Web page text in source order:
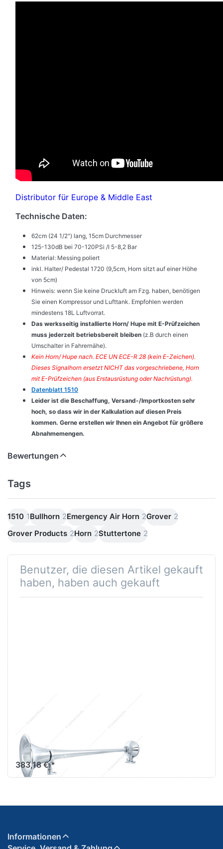
Distributor für Europe & Middle East
Technische Daten:
62cm (24 1/2") lang, 15cm Durchmesser
125-130dB bei 70-120PSi /I 5-8,2 Bar
Material: Messing poliert
inkl. Halter/ Pedestal 1720 (9,5cm, Horn sitzt auf einer Höhe
von 5cm)
Hinweis: wenn Sie keine Druckluft am Fzg. haben, benötigen
Sie einen Kompressor und Lufttank. Empfohlen werden
mindestens 18L Luftvorrat.
Das werksseitig installierte Horn/ Hupe mit E-Prüfzeichen
muss jederzeit betriebsbereit bleiben (z.B durch einen
Umschalter in Fahrernähe).
Kein Horn/ Hupe nach. ECE UN ECE-R 28 (kein E-Zeichen).
Dieses Signalhorn ersetzt NICHT das vorgeschriebene, Horn
mit E-Prüfzeichen (aus Erstausrüstung oder Nachrüstung).
Datenblatt 1510
Leider ist die Beschaffung, Versand-/Importkosten sehr
hoch, so dass wir in der Kalkulation auf diesen Preis
kommen. Gerne erstellen wir Ihnen ein Angebot für größere
Abnahmemengen.
Bewertungen
Tags
1510 1Bullhorn 2Emergency Air Horn 2Grover 2
Grover Products 2Horn 2Stuttertone 2
Benutzer, die diesen Artikel gekauft
haben, haben auch gekauft
Fire Truck Horn
(Feuerwehr
Bullhorn)
383,18 € *
Informationen